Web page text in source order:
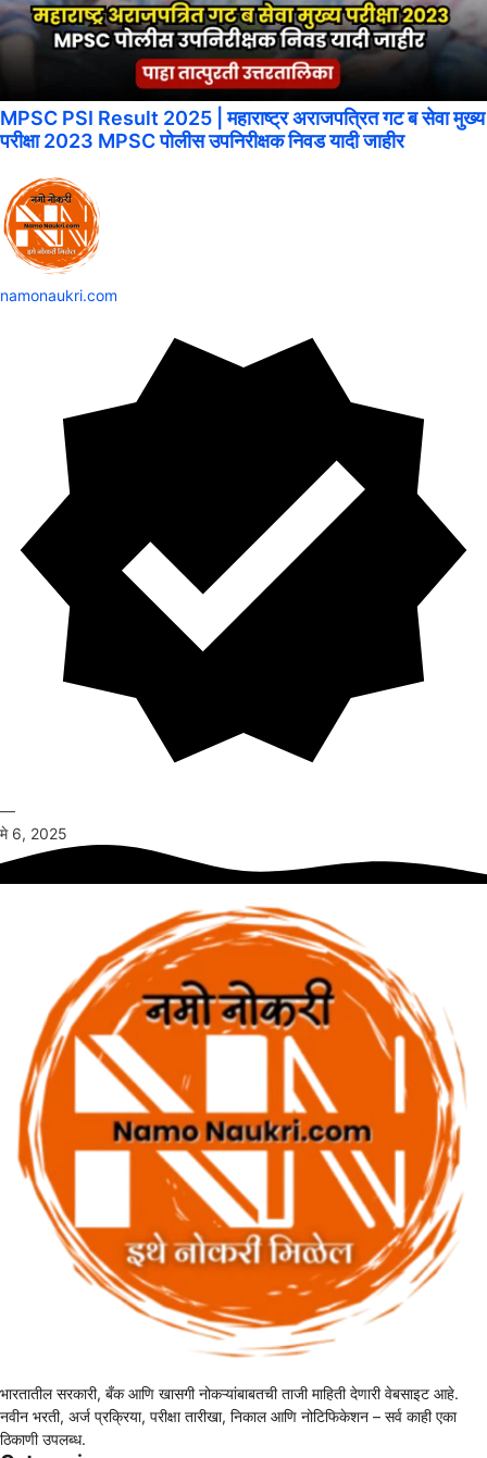
MPSC PSI Result 2025 | महाराष्ट्र अराजपत्रित गट ब सेवा मुख्य
परीक्षा 2023 MPSC पोलीस उपनिरीक्षक निवड यादी जाहीर
namonaukri.com
—
मे 6, 2025
भारतातील सरकारी, बँक आणि खासगी नोकऱ्यांबाबतची ताजी माहिती देणारी वेबसाइट आहे.
नवीन भरती, अर्ज प्रक्रिया, परीक्षा तारीखा, निकाल आणि नोटिफिकेशन – सर्व काही एका
ठिकाणी उपलब्ध.